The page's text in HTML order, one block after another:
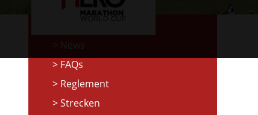
FAQs
Reglement
Strecken